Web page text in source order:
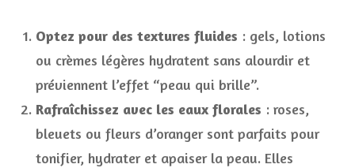
Optez pour des textures fluides : gels, lotions
ou crèmes légères hydratent sans alourdir et
préviennent l’effet “peau qui brille”.
Rafraîchissez avec les eaux florales : roses,
bleuets ou fleurs d’oranger sont parfaits pour
tonifier, hydrater et apaiser la peau. Elles